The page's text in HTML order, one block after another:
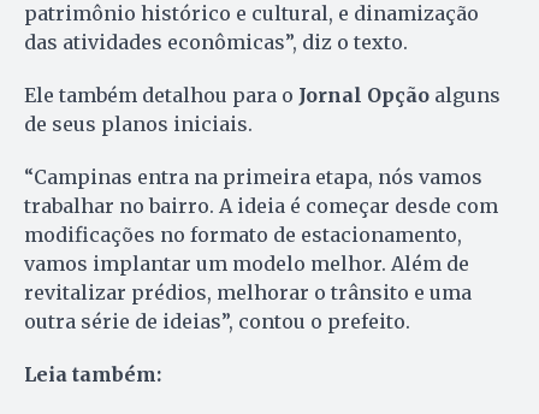
patrimônio histórico e cultural, e dinamização
das atividades econômicas”, diz o texto.
Ele também detalhou para o Jornal Opção alguns
de seus planos iniciais.
“Campinas entra na primeira etapa, nós vamos
trabalhar no bairro. A ideia é começar desde com
modificações no formato de estacionamento,
vamos implantar um modelo melhor. Além de
revitalizar prédios, melhorar o trânsito e uma
outra série de ideias”, contou o prefeito.
Leia também: